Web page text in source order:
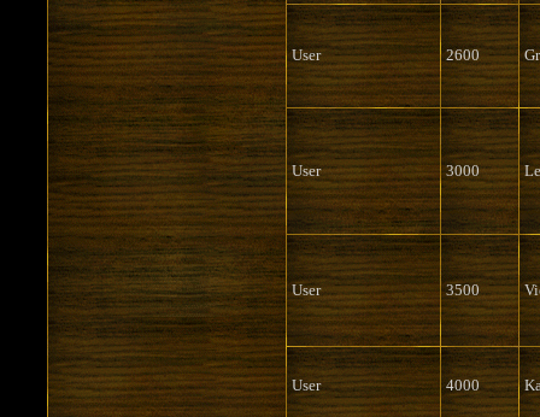
User 2600
User 3000
User 3500
User 4000